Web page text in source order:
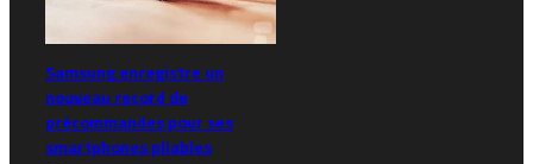
Samsung enregistre un
nouveau record de
précommandes pour ses
smartphones pliables